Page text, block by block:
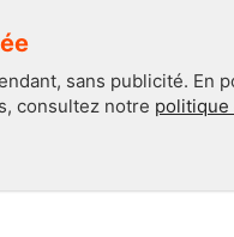
sans publicité. En
consultez notre politique